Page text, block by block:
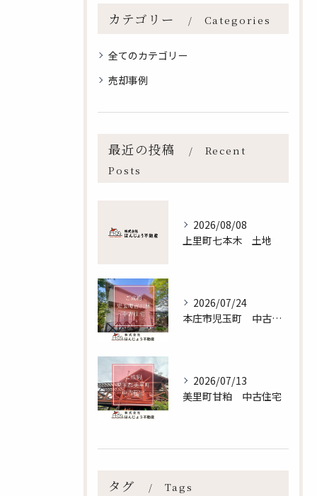
カテゴリー Categories
全てのカテゴリー
売却事例
最近の投稿
Recent
Posts
2026/08/08
上里町七本木 土地
2026/07/24
本庄市児玉町 中古住宅
2026/07/13
美里町甘粕 中古住宅
タグ Tags
無料査定のお申し込みはこちら